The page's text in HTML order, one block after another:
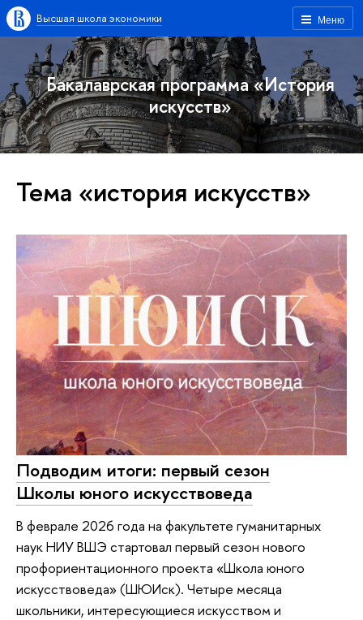
Меню
Высшая школа экономики
Бакалаврская программа «История
искусств»
Тема «история искусств»
Подводим итоги: первый сезон
Школы юного искусствоведа
В феврале 2026 года на факультете гуманитарных
наук НИУ ВШЭ стартовал первый сезон нового
профориентационного проекта «Школа юного
искусствоведа» (ШЮИск). Четыре месяца
школьники, интересующиеся искусством и